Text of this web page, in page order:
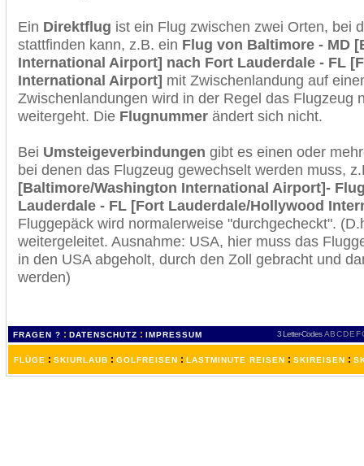
Ein Direktflug ist ein Flug zwischen zwei Orten, bei
stattfinden kann, z.B. ein Flug von Baltimore - MD
International Airport] nach Fort Lauderdale - FL
International Airport] mit Zwischenlandung auf
Zwischenlandungen wird in der Regel das Flugzeug
weitergeht. Die Flugnummer ändert sich nicht.
Bei Umsteigeverbindungen gibt es einen oder
bei denen das Flugzeug gewechselt werden muss,
[Baltimore/Washington International Airport]-
Lauderdale - FL [Fort Lauderdale/Hollywood
Fluggepäck wird normalerweise "durchgecheckt".
weitergeleitet. Ausnahme: USA, hier muss das
in den USA abgeholt, durch den Zoll gebracht und
werden)
FRAGEN ? : DATENSCHUTZ : IMPRESSUM 3 Letter-Codes ABCDEF
FLÜGE : SKIURLAUB : GOLFREISEN : LASTMINUTE REISEN : SKIREISEN :